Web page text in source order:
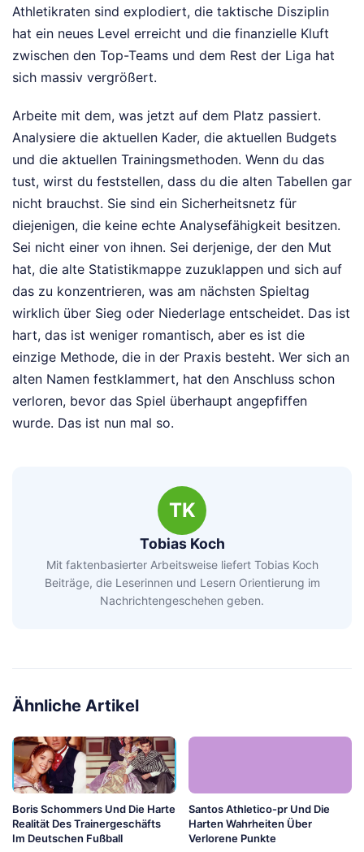
Athletikraten sind explodiert, die taktische Disziplin
hat ein neues Level erreicht und die finanzielle Kluft
zwischen den Top-Teams und dem Rest der Liga hat
sich massiv vergrößert.
Arbeite mit dem, was jetzt auf dem Platz passiert.
Analysiere die aktuellen Kader, die aktuellen Budgets
und die aktuellen Trainingsmethoden. Wenn du das
tust, wirst du feststellen, dass du die alten Tabellen gar
nicht brauchst. Sie sind ein Sicherheitsnetz für
diejenigen, die keine echte Analysefähigkeit besitzen.
Sei nicht einer von ihnen. Sei derjenige, der den Mut
hat, die alte Statistikmappe zuzuklappen und sich auf
das zu konzentrieren, was am nächsten Spieltag
wirklich über Sieg oder Niederlage entscheidet. Das ist
hart, das ist weniger romantisch, aber es ist die
einzige Methode, die in der Praxis besteht. Wer sich an
alten Namen festklammert, hat den Anschluss schon
verloren, bevor das Spiel überhaupt angepfiffen
wurde. Das ist nun mal so.
TK
Tobias Koch
Mit faktenbasierter Arbeitsweise liefert Tobias Koch
Beiträge, die Leserinnen und Lesern Orientierung im
Nachrichtengeschehen geben.
Ähnliche Artikel
Boris Schommers Und Die Harte
Realität Des Trainergeschäfts
Im Deutschen Fußball
Santos Athletico-pr Und Die
Harten Wahrheiten Über
Verlorene Punkte